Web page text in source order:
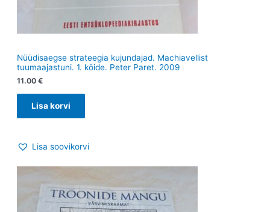
Nüüdisaegse strateegia kujundajad. Machiavellist
tuumaajastuni. 1. köide. Peter Paret. 2009
11.00 €
Lisa korvi
Lisa soovikorvi